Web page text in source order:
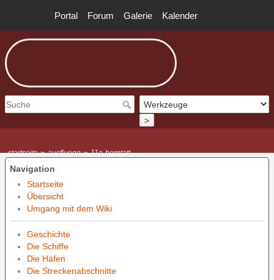
>
startseite»ausfluege»11e-bergtatt
Navigation
Startseite
Übersicht
Umgang mit dem Wiki
Geschichte
Die Schiffe
Die Häfen
Die Streckenabschnitte
Portal Forum Galerie Kalender